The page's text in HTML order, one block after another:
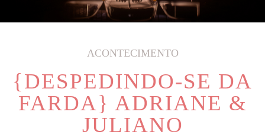
ACONTECIMENTO
{DESPEDINDO-SE DA
FARDA} ADRIANE &
JULIANO